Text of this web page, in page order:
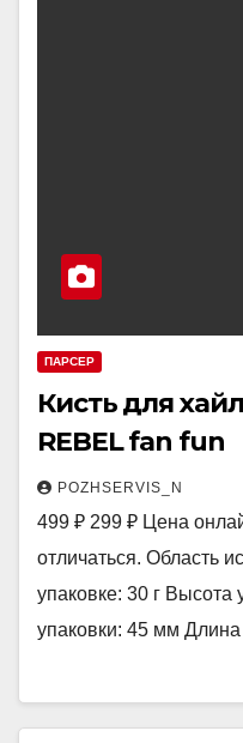
ПАРСЕР
Кисть для
REBEL fan fun
POZHSERVIS_N
499 ₽ 299 ₽ Цена
отличаться. Область
упаковке: 30 г
упаковки: 45 мм